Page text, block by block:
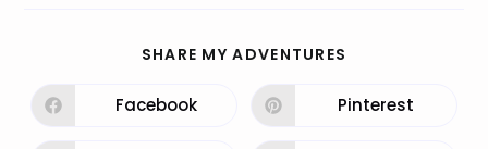
SHARE MY ADVENTURES
Facebook Pinterest